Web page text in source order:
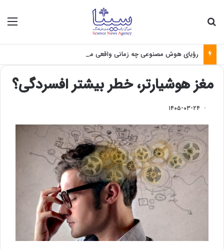
رؤیای هوش مصنوعی چه زمانی واقعی می‌شود؟
مغز هوشیارتر، خطر بیشتر افسردگی؟
۱۴۰۵-۰۳-۲۴